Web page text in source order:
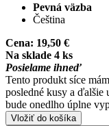
Pevná väzba
Čeština
Cena: 19,50 €
Na sklade 4 ks
Posielame ihneď
Tento produkt síce
posledné kusy a ďalšie
bude onedlho úplne
Vložiť do košíka